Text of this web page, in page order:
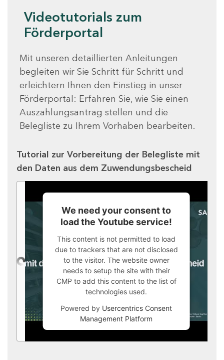
Videotutorials zum
Förderportal
Mit unseren detaillierten Anleitungen
begleiten wir Sie Schritt für Schritt und
erleichtern Ihnen den Einstieg in unser
Förderportal: Erfahren Sie, wie Sie einen
Auszahlungsantrag stellen und die
Belegliste zu Ihrem Vorhaben bearbeiten.
Tutorial zur Vorbereitung der Belegliste mit
den Daten aus dem Zuwendungsbescheid
We need your consent to
load the Youtube service!
This content is not permitted to load
due to trackers that are not disclosed
to the visitor. The website owner
needs to setup the site with their
CMP to add this content to the list of
technologies used.
Powered by Usercentrics Consent
Management Platform